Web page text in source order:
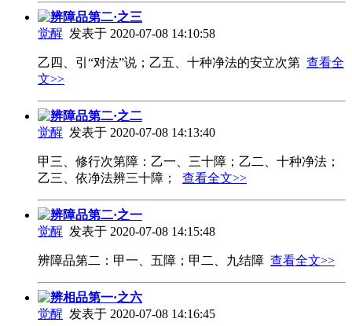
辨障品第二·之三
觉醒 发表于 2020-07-08 14:10:58
乙四、引“对法”说；乙五、十种净法的安立次第 查看全
文>>
辨障品第二·之二
觉醒 发表于 2020-07-08 14:13:40
甲三、修行次第障：乙一、三十障；乙二、十种净法；
乙三、依净法辨三十障； 查看全文>>
辨障品第二·之一
觉醒 发表于 2020-07-08 14:15:48
辨障品第二：甲一、五障；甲二、九结障 查看全文>>
辨相品第一·之六
觉醒 发表于 2020-07-08 14:16:45